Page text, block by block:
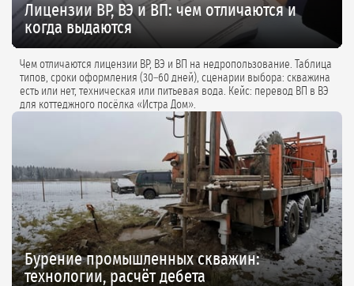
Лицензии ВР, ВЭ и ВП: чем отличаются и
когда выдаются
Чем отличаются лицензии ВР, ВЭ и ВП на недропользование. Таблица
типов, сроки оформления (30–60 дней), сценарии выбора: скважина
есть или нет, техническая или питьевая вода. Кейс: перевод ВП в ВЭ
для коттеджного посёлка «Истра Дом».
Бурение промышленных скважин:
технологии, расчёт дебета